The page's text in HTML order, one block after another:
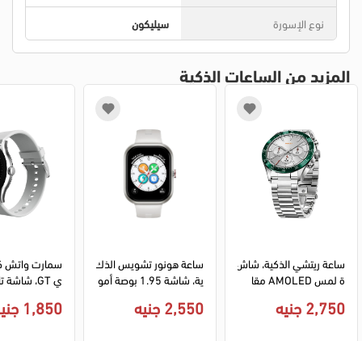
نوع الإسورة
سيليكون
المزيد من الساعات الذكية
ساعة ريتشي الذكية، شاش
ة لمس AMOLED مقا
2,750 جنيه
ساعة هونور تشويس الذك
ية، شاشة 1.95 بوصة أمو
ث، بطارية 300 ملي، حزا
2,550 جنيه
سمارت واتش
بلوتوث،
1,850 جنيه